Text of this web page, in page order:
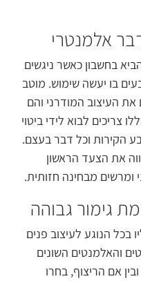
אלמנטרי
בחשבון כאשר ניגשים
בו יעשה שימוש. מוטב
העיצוב המודרני והם
צריכים לבוא לידי ביטוי
הקירות וכל דבר בעצם.
את הצעד הראשון
מבחינה חזותית.
גימור גבוהה
בכל הנוגע לעיצוב פנים
והאלמנטים השונים
אם הריצוף, בחרו